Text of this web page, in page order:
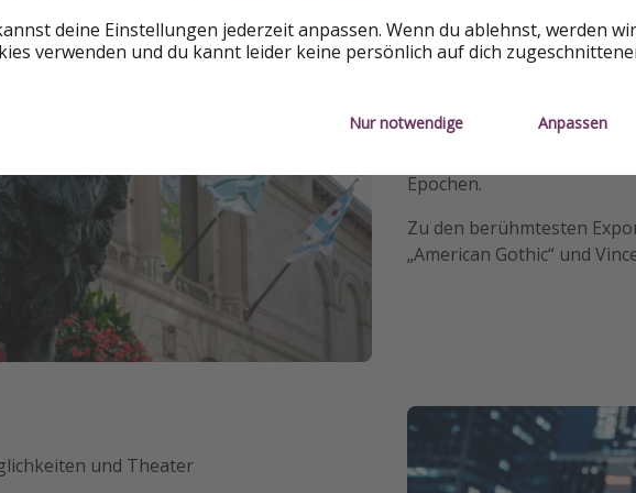
The Art Institute of
Das Art Institute of
Kunstmuseen
derUSA.
Epochen.
Zu den berühmtesten
„American Gothic“ und
und Theater
deine Einstellungen jederzeit anpassen. Wenn du ablehnst, werden
verwenden und du kannt leider keine persönlich auf dich
Nur notwendige Anpassen